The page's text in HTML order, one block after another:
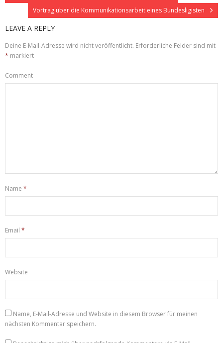
Vortrag über die Kommunikationsarbeit eines Bundesligisten
LEAVE A REPLY
Deine E-Mail-Adresse wird nicht veröffentlicht. Erforderliche Felder sind mit
* markiert
Comment
Name *
Email *
Website
Name, E-Mail-Adresse und Website in diesem Browser für meinen
nächsten Kommentar speichern.